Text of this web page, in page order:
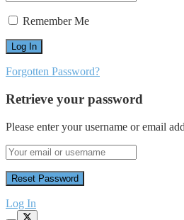
Remember Me
Forgotten Password?
Retrieve your password
Please enter your username or email
Log In